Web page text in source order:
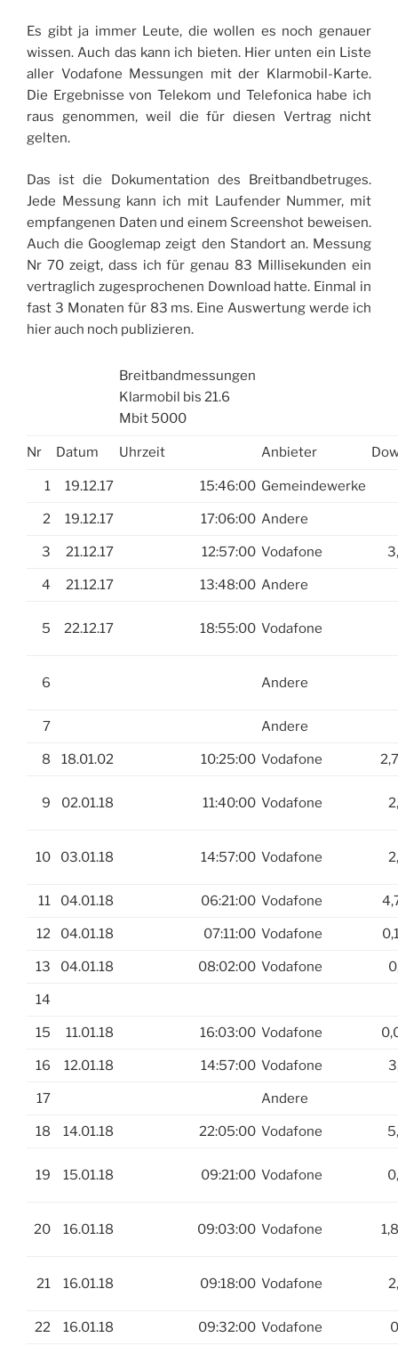
Es gibt ja immer Leute, die wollen es noch genauer
wissen. Auch das kann ich bieten. Hier unten ein Liste
aller Vodafone Messungen mit der Klarmobil-Karte.
Die Ergebnisse von Telekom und Telefonica habe ich
raus genommen, weil die für diesen Vertrag nicht
gelten.
Das ist die Dokumentation des Breitbandbetruges.
Jede Messung kann ich mit Laufender Nummer, mit
empfangenen Daten und einem Screenshot beweisen.
Auch die Googlemap zeigt den Standort an. Messung
Nr 70 zeigt, dass ich für genau 83 Millisekunden ein
vertraglich zugesprochenen Download hatte. Einmal in
fast 3 Monaten für 83 ms. Eine Auswertung werde ich
hier auch noch publizieren.
Breitbandmessungen
Klarmobil bis 21.6
Mbit 5000
Nr Datum Uhrzeit Anbieter
1 19.12.17 15:46:00 Gemeindewerke
2 19.12.17 17:06:00 Andere
3 21.12.17 12:57:00 Vodafone
4 21.12.17 13:48:00 Andere
5 22.12.17 18:55:00 Vodafone
6 Andere
7 Andere
8 18.01.02 10:25:00 Vodafone
9 02.01.18 11:40:00 Vodafone
10 03.01.18 14:57:00 Vodafone
11 04.01.18 06:21:00 Vodafone
12 04.01.18 07:11:00 Vodafone
13 04.01.18 08:02:00 Vodafone
14
15 11.01.18 16:03:00 Vodafone
16 12.01.18 14:57:00 Vodafone
17 Andere
18 14.01.18 22:05:00 Vodafone
19 15.01.18 09:21:00 Vodafone
20 16.01.18 09:03:00 Vodafone
21 16.01.18 09:18:00 Vodafone
22 16.01.18 09:32:00 Vodafone